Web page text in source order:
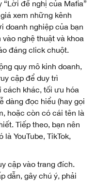
“Lời đề nghị của Mafia”
xem những kênh
doanh nghiệp của bạn
nghệ thuật và khoa
đáng click chuột.
quy mô kinh doanh,
cập để duy trì
cách khác, tối ưu hóa
dàng đọc hiểu (hay gọi
hoặc còn có cái tên là
Tiếp theo, bạn nên
YouTube, TikTok,
cập vào trang đích.
dẫn, gây chú ý, phải